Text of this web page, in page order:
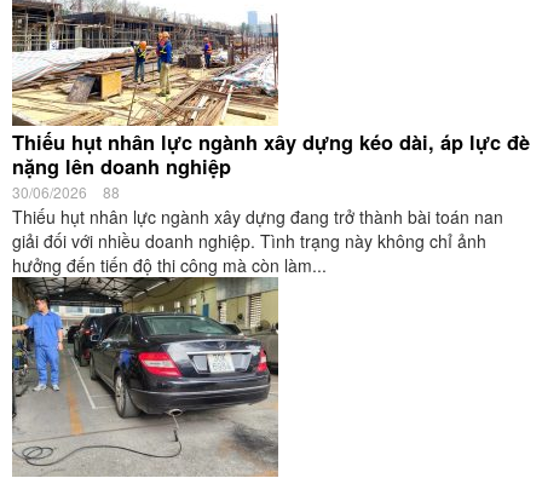
Thiếu hụt nhân lực ngành xây dựng kéo dài, áp lực đè
nặng lên doanh nghiệp
30/06/2026 88
Thiếu hụt nhân lực ngành xây dựng đang trở thành bài toán nan
giải đối với nhiều doanh nghiệp. Tình trạng này không chỉ ảnh
hưởng đến tiến độ thi công mà còn làm...